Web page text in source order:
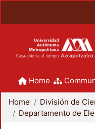
Home
Home